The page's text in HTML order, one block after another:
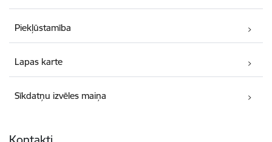
Piekļūstamība
Lapas karte
Sīkdatņu izvēles maiņa